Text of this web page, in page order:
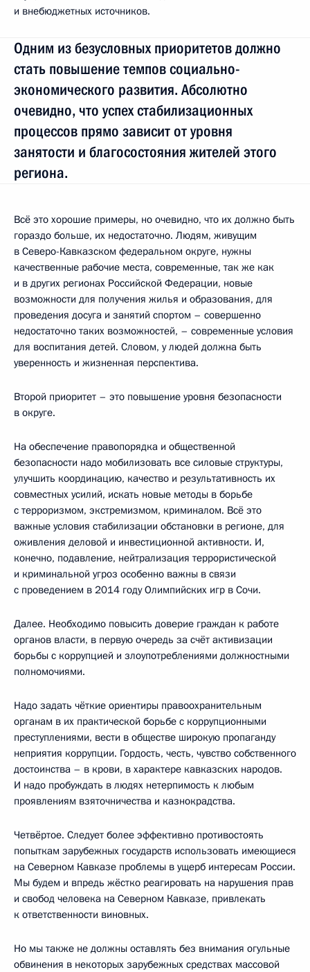
и внебюджетных источников.
Одним из безусловных приоритетов должно
стать повышение темпов социально-
экономического развития. Абсолютно
очевидно, что успех стабилизационных
процессов прямо зависит от уровня
занятости и благосостояния жителей этого
региона.
Всё это хорошие примеры, но очевидно, что их должно быть
гораздо больше, их недостаточно. Людям, живущим
в Северо-Кавказском федеральном округе, нужны
качественные рабочие места, современные, так же как
и в других регионах Российской Федерации, новые
возможности для получения жилья и образования, для
проведения досуга и занятий спортом – совершенно
недостаточно таких возможностей, – современные условия
для воспитания детей. Словом, у людей должна быть
уверенность и жизненная перспектива.
Второй приоритет – это повышение уровня безопасности
в округе.
На обеспечение правопорядка и общественной
безопасности надо мобилизовать все силовые структуры,
улучшить координацию, качество и результативность их
совместных усилий, искать новые методы в борьбе
с терроризмом, экстремизмом, криминалом. Всё это
важные условия стабилизации обстановки в регионе, для
оживления деловой и инвестиционной активности. И,
конечно, подавление, нейтрализация террористической
и криминальной угроз особенно важны в связи
с проведением в 2014 году Олимпийских игр в Сочи.
Далее. Необходимо повысить доверие граждан к работе
органов власти, в первую очередь за счёт активизации
борьбы с коррупцией и злоупотреблениями должностными
полномочиями.
Надо задать чёткие ориентиры правоохранительным
органам в их практической борьбе с коррупционными
преступлениями, вести в обществе широкую пропаганду
неприятия коррупции. Гордость, честь, чувство собственного
достоинства – в крови, в характере кавказских народов.
И надо пробуждать в людях нетерпимость к любым
проявлениям взяточничества и казнокрадства.
Четвёртое. Следует более эффективно противостоять
попыткам зарубежных государств использовать имеющиеся
на Северном Кавказе проблемы в ущерб интересам России.
Мы будем и впредь жёстко реагировать на нарушения прав
и свобод человека на Северном Кавказе, привлекать
к ответственности виновных.
Но мы также не должны оставлять без внимания огульные
обвинения в некоторых зарубежных средствах массовой